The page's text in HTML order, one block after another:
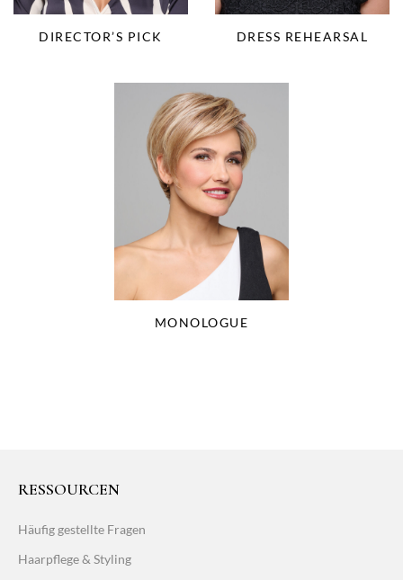
DIRECTOR’S PICK DRESS REHEARSAL
MONOLOGUE
RESSOURCEN
Häufig gestellte Fragen
Haarpflege & Styling